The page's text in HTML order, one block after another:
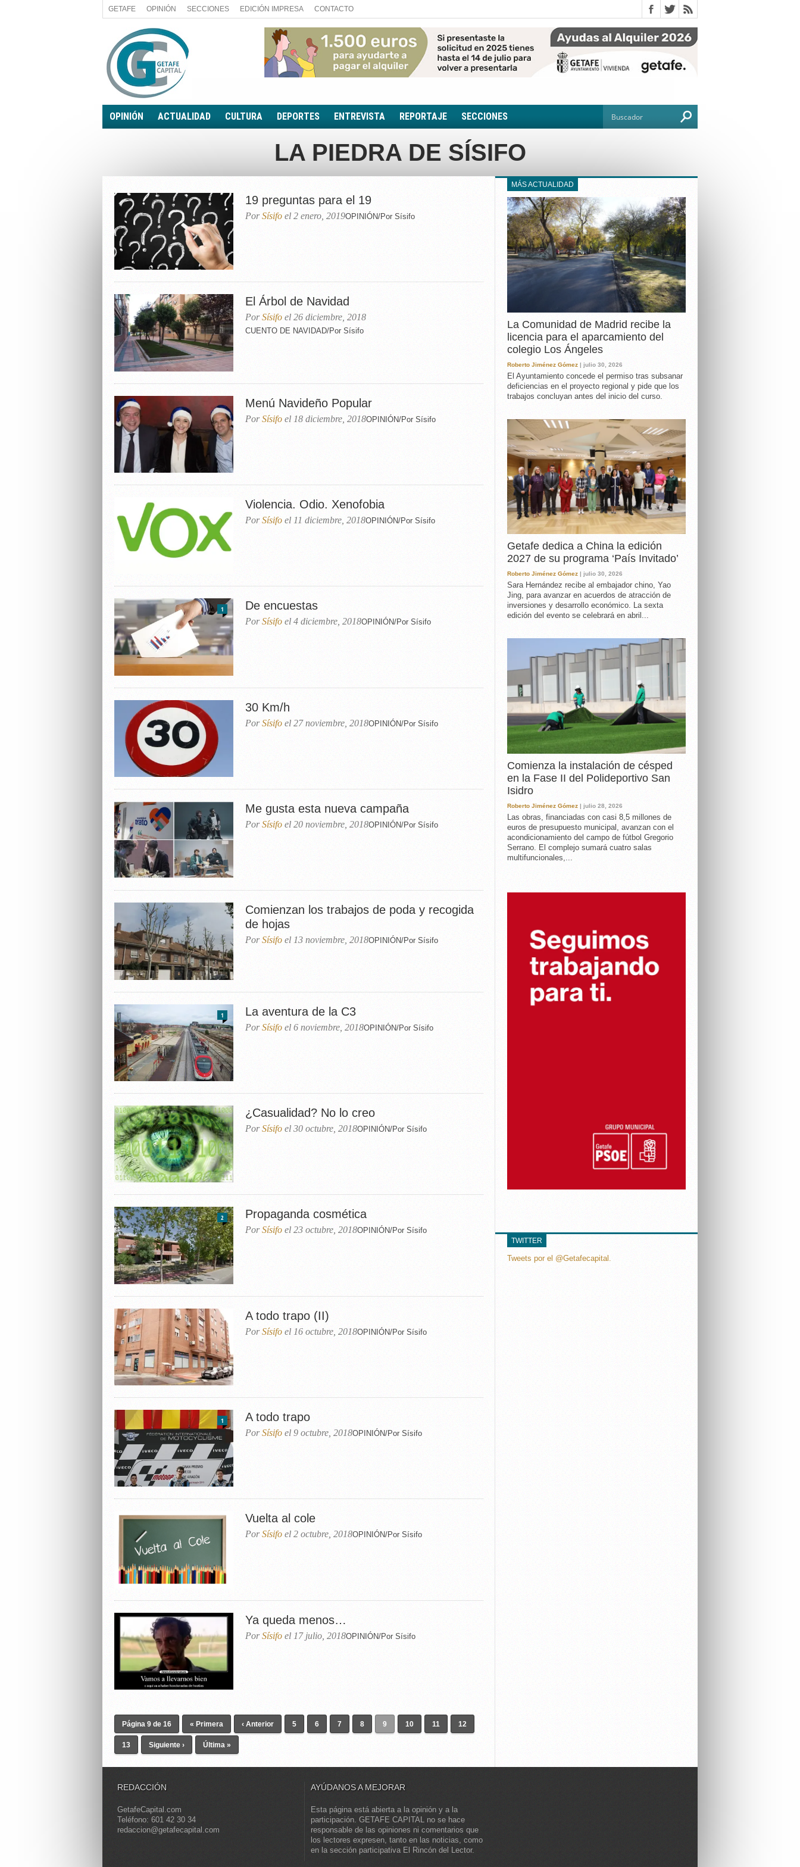
GETAFE OPINIÓN SECCIONES EDICIÓN IMPRESA CONTACTO
OPINIÓN
LA PIEDRA DE SÍSIFO
EL SACAPUNTAS
TODAS LAS BANDERAS
ROTAS
EL RINCÓN DEL LECTOR
ACTUALIDAD
SOCIEDAD
BREVES
CULTURA DEPORTES ENTREVISTA REPORTAJE SECCIONES
FOTONOTICIA
EL AULA SIN MUROS
LOOK TOTAL
RINCÓN PSICOLÓGICO
TRIBUNA CON ACENTO
EL RINCÓN DE ACOEG
RUTA DE LA MEMORIA
LA VOZ DE LA
EXPERIENCIA
IN MEMORIAM
MEMORIA RECUPERADA
UN MINUTO EN EL
LA PIEDRA DE SÍSIFO
19 preguntas para el 19
PorSísifo el 2 enero, 2019OPINIÓN/Por Sísifo
El Árbol de Navidad
PorSísifo el 26 diciembre, 2018
CUENTO DE NAVIDAD/Por Sísifo
Menú Navideño Popular
PorSísifo el 18 diciembre, 2018OPINIÓN/Por Sísifo
Violencia. Odio. Xenofobia
PorSísifo el 11 diciembre, 2018OPINIÓN/Por Sísifo
1 De encuestas
PorSísifo el 4 diciembre, 2018OPINIÓN/Por Sísifo
30 Km/h
PorSísifo el 27 noviembre, 2018OPINIÓN/Por Sísifo
Me gusta esta nueva campaña
PorSísifo el 20 noviembre, 2018OPINIÓN/Por Sísifo
Comienzan los trabajos de poda y recogida
de hojas
PorSísifo el 13 noviembre, 2018OPINIÓN/Por Sísifo
1 La aventura de la C3
PorSísifo el 6 noviembre, 2018OPINIÓN/Por Sísifo
¿Casualidad? No lo creo
PorSísifo el 30 octubre, 2018OPINIÓN/Por Sísifo
2 Propaganda cosmética
PorSísifo el 23 octubre, 2018OPINIÓN/Por Sísifo
A todo trapo (II)
PorSísifo el 16 octubre, 2018OPINIÓN/Por Sísifo
1 A todo trapo
PorSísifo el 9 octubre, 2018OPINIÓN/Por Sísifo
Vuelta al cole
PorSísifo el 2 octubre, 2018OPINIÓN/Por Sísifo
Ya queda menos…
PorSísifo el 17 julio, 2018OPINIÓN/Por Sísifo
Página 9 de 16 « Primera ‹ Anterior 5 6 7 8 9 10 11 12
13 Siguiente › Última »
MÁS ACTUALIDAD
La Comunidad de Madrid recibe la
licencia para el aparcamiento del
colegio Los Ángeles
Roberto Jiménez Gómez | julio 30, 2026
El Ayuntamiento concede el permiso tras subsanar
deficiencias en el proyecto regional y pide que los
trabajos concluyan antes del inicio del curso.
Getafe dedica a China la edición
2027 de su programa ‘País Invitado’
Roberto Jiménez Gómez | julio 30, 2026
Sara Hernández recibe al embajador chino, Yao
Jing, para avanzar en acuerdos de atracción de
inversiones y desarrollo económico. La sexta
edición del evento se celebrará en abril...
Comienza la instalación de césped
en la Fase II del Polideportivo San
Isidro
Roberto Jiménez Gómez | julio 28, 2026
Las obras, financiadas con casi 8,5 millones de
euros de presupuesto municipal, avanzan con el
acondicionamiento del campo de fútbol Gregorio
Serrano. El complejo sumará cuatro salas
multifuncionales,...
TWITTER
Tweets por el @Getafecapital.
REDACCIÓN
GetafeCapital.com
Teléfono: 601 42 30 34
redaccion@getafecapital.com
AYÚDANOS A MEJORAR
Esta página está abierta a la opinión y a la
participación. GETAFE CAPITAL no se hace
responsable de las opiniones ni comentarios que
los lectores expresen, tanto en las noticias, como
en la sección participativa El Rincón del Lector.